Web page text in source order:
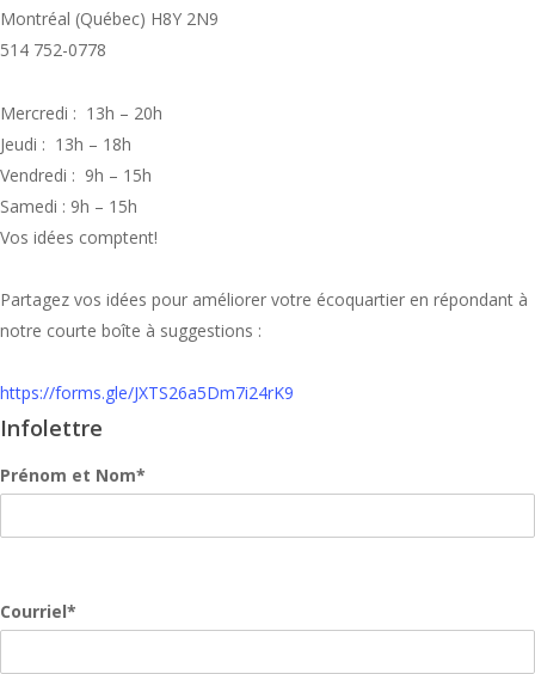
Montréal (Québec) H8Y 2N9
514 752-0778
Mercredi : 13h – 20h
Jeudi : 13h – 18h
Vendredi : 9h – 15h
Samedi : 9h – 15h
Vos idées comptent!
Partagez vos idées pour améliorer votre écoquartier en répondant à
notre courte boîte à suggestions :
https://forms.gle/JXTS26a5Dm7i24rK9
Infolettre
Prénom et Nom*
Courriel*